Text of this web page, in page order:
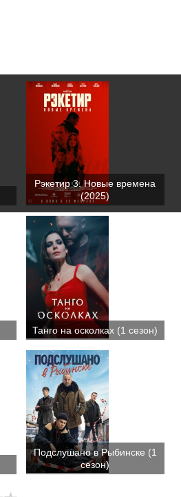
Рэкетир 3. Новые времена
(2025)
Танго на осколках (1 сезон)
Подслушано в Рыбинске (1
сезон)